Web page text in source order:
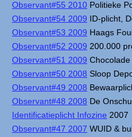
Observant#55 2010 Politieke
Observant#54 2009 ID-plicht,
Observant#53 2009 Haags
Observant#52 2009 200.000
Observant#51 2009
Observant#50 2008 Sloop
Observant#49 2008
Observant#48 2008 De
Identificatieplicht Infozine 2007
Observant#47 2007 WUID &